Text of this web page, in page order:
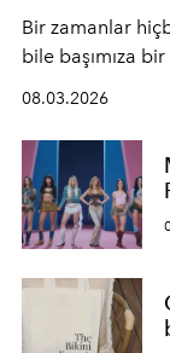
Bir zamanlar
bile başımıza
08.03.2026